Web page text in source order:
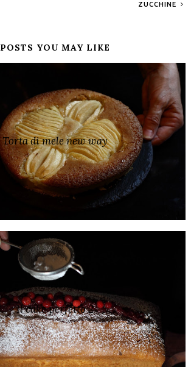
ZUCCHINE
POSTS YOU MAY LIKE
Torta di mele new way
Il cake perfetto 2